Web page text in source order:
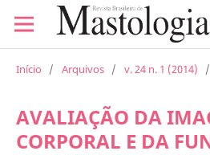
Início / Arquivos / v. 24 n. 1 (2014) /
AVALIAÇÃO DA
CORPORAL E DA